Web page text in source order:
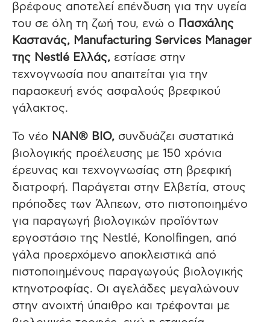
βρέφους αποτελεί επένδυση για την υγεία
του σε όλη τη ζωή του, ενώ ο Πασχάλης
Καστανάς, Manufacturing Services Manager
της Nestl é Ελλάς, εστίασε στην
τεχνογνωσία που απαιτείται για την
παρασκευή ενός ασφαλούς βρεφικού
γάλακτος.
Το νέο NAN® BIO, συνδυάζει συστατικά
βιολογικής προέλευσης με 150 χρόνια
έρευνας και τεχνογνωσίας στη βρεφική
διατροφή. Παράγεται στην Ελβετία, στους
πρόποδες των Άλπεων, στο πιστοποιημένο
για παραγωγή βιολογικών προϊόντων
εργοστάσιο της Nestlé, Konolfingen, από
γάλα προερχόμενο αποκλειστικά από
πιστοποιημένους παραγωγούς βιολογικής
κτηνοτροφίας. Οι αγελάδες μεγαλώνουν
στην ανοιχτή ύπαιθρο και τρέφονται με